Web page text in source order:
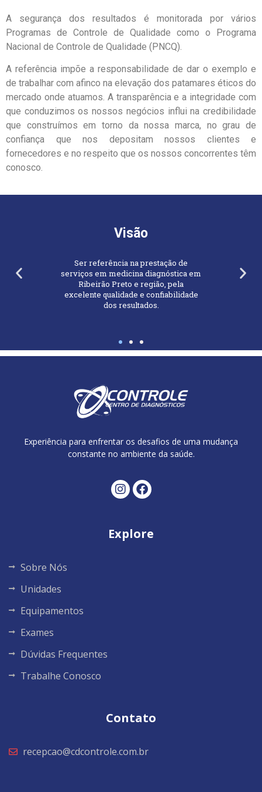
A segurança dos resultados é monitorada por vários
Programas de Controle de Qualidade como o Programa
Nacional de Controle de Qualidade (PNCQ).
A referência impõe a responsabilidade de dar o exemplo e
de trabalhar com afinco na elevação dos patamares éticos do
mercado onde atuamos. A transparência e a integridade com
que conduzimos os nossos negócios influi na credibilidade
que construímos em torno da nossa marca, no grau de
confiança que nos depositam nossos clientes e
fornecedores e no respeito que os nossos concorrentes têm
conosco.
Experiência para enfrentar os desafios de uma mudança
constante no ambiente da saúde.
Explore
Sobre Nós
Unidades
Equipamentos
Exames
Dúvidas Frequentes
Trabalhe Conosco
Contato
recepcao@cdcontrole.com.br